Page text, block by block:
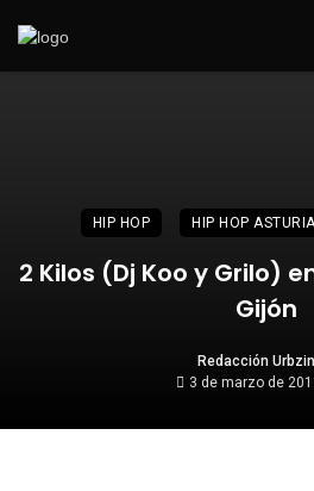
HIP HOP HIP HOP
2 Kilos (Dj Koo y Grilo)
Gijón
Redacción
3 de marzo de